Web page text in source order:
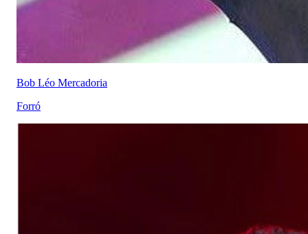
Bob Léo Mercadoria
Forró